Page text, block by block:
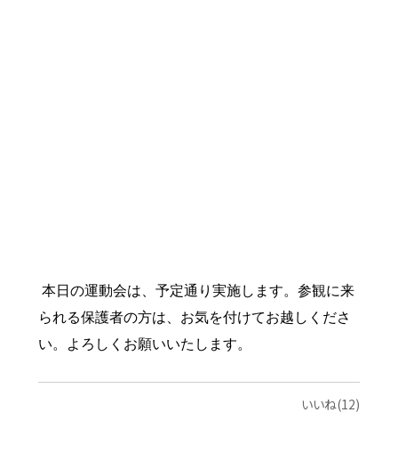
本日の運動会は、予定通り実施します。参観に来
られる保護者の方は、お気を付けてお越しくださ
い。よろしくお願いいたします。
いいね(12)